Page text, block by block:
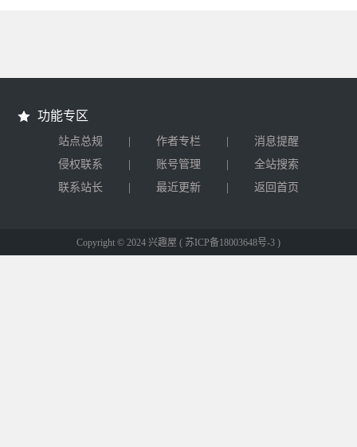
功能专区
站点总规 | 作者专栏 |
消息提醒
侵权联系
| 账号管理 |
全站搜索
联系站长
| 最近更新 | 返回首页
Copyright © 2024 兴趣屋 ( 苏ICP备18003648号-3 )